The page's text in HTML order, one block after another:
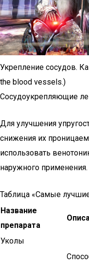
Укрепление сосудов.
the blood vessels.)
Сосудоукрепляющие
Для улучшения
снижения их
использовать
наружного применения.
Таблица «Самые
Название
препарата
Уколы